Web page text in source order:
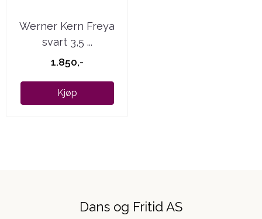
Werner Kern Freya
svart 3,5 ...
1.850,-
Kjøp
Dans og Fritid AS